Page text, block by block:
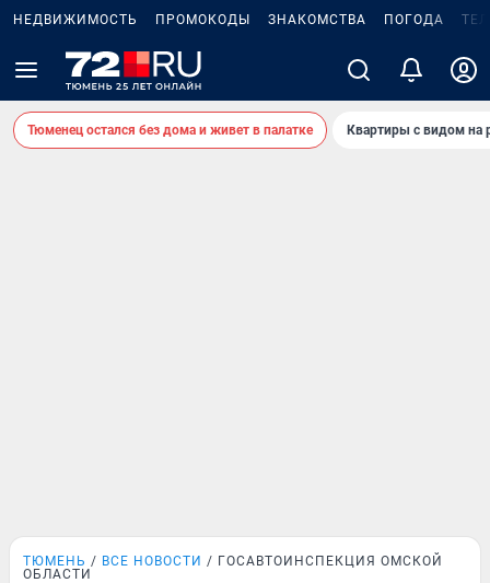
НЕДВИЖИМОСТЬ ПРОМОКОДЫ ЗНАКОМСТВА ПОГОДА
Тюменец остался без дома и живет в палатке Квартиры с видом на
ТЮМЕНЬ ВСЕ НОВОСТИ
ГОСАВТОИНСПЕКЦИЯ ОМСКОЙ
ОБЛАСТИ